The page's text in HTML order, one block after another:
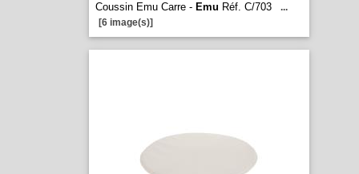
Coussin Emu Carre - Emu Réf. C/703
...
[6 image(s)]